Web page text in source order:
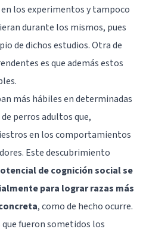
los experimentos y tampoco
durante los mismos, pues
de dichos estudios. Otra de
es que además estos
más hábiles en determinadas
perros adultos que,
en los comportamientos
Este descubrimiento
de cognición social se
para lograr razas más
, como de hecho ocurre.
fueron sometidos los